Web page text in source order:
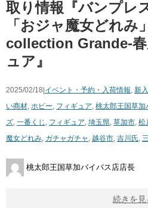
取り情報『バンプレ
「おジャ魔女どれみ
collection ​Grande-
ュア』
2025/02/18| イベント・予約・入荷情報, 新
い商材, ホビー, フィギュア, 桃太郎王国草加
ズ, 一番くじ , フィギュア, 埼玉県, 草加市, 松
魔女どれみ, ガチャガチャ , 越谷市, 吉川氏,
桃太郎王国草加バイパス店店長
続きを見